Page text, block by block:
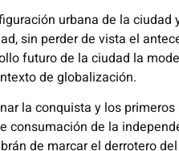
urbana de la ciudad
sin perder de vista el
futuro de la ciudad la
de globalización.
la conquista y los
de la
de marcar el derrotero